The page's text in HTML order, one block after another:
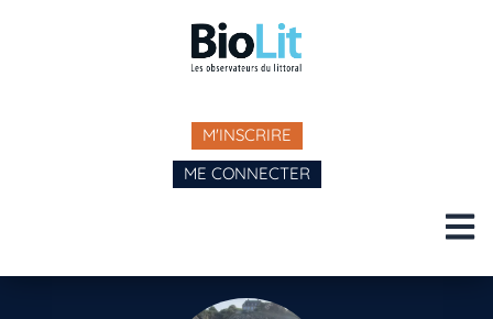
M'INSCRIRE
ME CONNECTER